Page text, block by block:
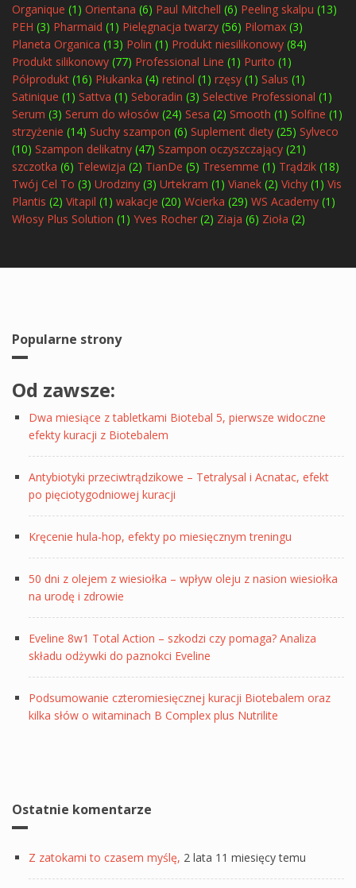
Organique (1) Orientana (6) Paul Mitchell (6) Peeling skalpu (13)
PEH (3) Pharmaid (1) Pielęgnacja twarzy (56) Pilomax (3)
Planeta Organica (13) Polin (1) Produkt niesilikonowy (84)
Produkt silikonowy (77) Professional Line (1) Purito (1)
Półprodukt (16) Płukanka (4) retinol (1) rzęsy (1) Salus (1)
Satinique (1) Sattva (1) Seboradin (3) Selective Professional (1)
Serum (3) Serum do włosów (24) Sesa (2) Smooth (1) Solfine (1)
strzyżenie (14) Suchy szampon (6) Suplement diety (25) Sylveco
(10) Szampon delikatny (47) Szampon oczyszczający (21)
szczotka (6) Telewizja (2) TianDe (5) Tresemme (1) Trądzik (18)
Twój Cel To (3) Urodziny (3) Urtekram (1) Vianek (2) Vichy (1) Vis
Plantis (2) Vitapil (1) wakacje (20) Wcierka (29) WS Academy (1)
Włosy Plus Solution (1) Yves Rocher (2) Ziaja (6) Zioła (2)
Popularne strony
Od zawsze:
Dwa miesiące z tabletkami Biotebal 5, pierwsze widoczne
efekty kuracji z Biotebalem
Antybiotyki przeciwtrądzikowe – Tetralysal i Acnatac, efekt
po pięciotygodniowej kuracji
Kręcenie hula-hop, efekty po miesięcznym treningu
50 dni z olejem z wiesiołka – wpływ oleju z nasion wiesiołka
na urodę i zdrowie
Eveline 8w1 Total Action – szkodzi czy pomaga? Analiza
składu odżywki do paznokci Eveline
Podsumowanie czteromiesięcznej kuracji Biotebalem oraz
kilka słów o witaminach B Complex plus Nutrilite
Ostatnie komentarze
Z zatokami to czasem myślę, 2 lata 11 miesięcy temu